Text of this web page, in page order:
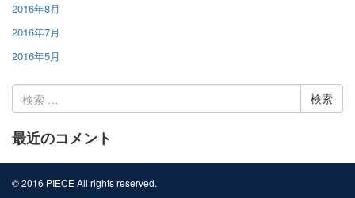
2016年8月
2016年7月
2016年5月
索:
最近のコメント
© 2016 PIECE All rights reserved.